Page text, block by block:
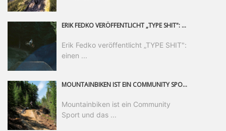
ERIK FEDKO VERÖFFENTLICHT „TYPE SHIT": EINEN 23-MINÜTIGEN MOUNTAINBIKE-FILM, ÜBER DREI JAHRE RUND UM DIE WELT GEDREHT. ZEITGLEICH LAUNCHT ER DIE GLEICHNAMIGE KOLLEKTION SEINER BRAND TYPE. EIN SEGMENT DES FILMS ERSCHEINT SEPARAT AUF RED BULL BIKE.
Erik Fedko veröffentlicht „TYPE SHIT":
einen ...
MOUNTAINBIKEN IST EIN COMMUNITY SPORT UND DAS BEWEIST SICH IN DER BIKE REPUBLIC SÖLDEN GERADE EINDRUCKSVOLL AUF ALLEN LEVELN. FREERIDE PROFI, SHAPERIN UND FRISCH GEWÄHLTE SWATCH NINES MVP VERO SANDLER IST BEGEISTERT VON DER VIELFALT DER BIKE DESTINATION, DER NEUEN JUMPLINE UND PLÄDIERT FÜR MUT BEI (FRAUEN) COMMUNITIES. VERO UND IHR VERLOBTER SAM HODGES VERBRINGEN MEHRERE MONATE IN DER BIKE REPUBLIC UND LASSEN UNS DARAN TEILHABEN. UM COMMUNITY GEHT ES AUCH BEI DER PARTNERSCHAFT ZWISCHEN SÖLDEN UND DEM NEUEN RIDERS PARK DONOVALY IN DER SLOWAKEI: DER DORTIGE TOURISMUSDIREKTOR JIRI PEC IST ÜBERZEUGT: VON MEHR BIKEPARKS PROFITIERT DIE GANZE MTB-SZENE – UND MIT DOMINIK LINSER, GESCHÄFTSFÜHRER DER BRS, HAT ER DAMIT DEN PERFEKTEN PARTNER GEFUNDEN.
Mountainbiken ist ein Community
Sport und das ...